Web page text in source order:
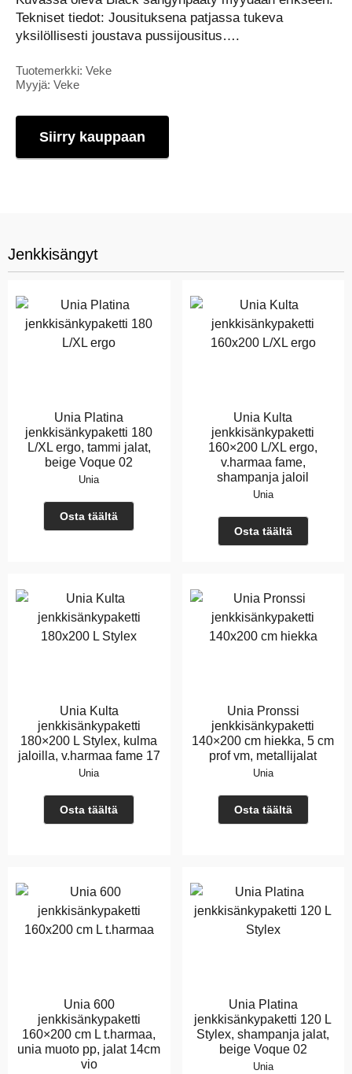
Tekniset tiedot: Jousituksena patjassa tukeva
yksilöllisesti joustava pussijousitus….
Tuotemerkki: Veke
Myyjä: Veke
Siirry kauppaan
Jenkkisängyt
Unia Platina
jenkkisänkypaketti 180
L/XL ergo, tammi jalat,
beige Voque 02
Unia
Osta täältä
Unia Kulta
jenkkisänkypaketti
160×200 L/XL ergo,
v.harmaa fame,
shampanja jaloil
Unia
Osta täältä
Unia Kulta
jenkkisänkypaketti
180×200 L Stylex, kulma
jaloilla, v.harmaa fame 17
Unia
Osta täältä
Unia Pronssi
jenkkisänkypaketti
140×200 cm hiekka, 5 cm
prof vm, metallijalat
Unia
Osta täältä
Unia 600
jenkkisänkypaketti
160×200 cm L t.harmaa,
unia muoto pp, jalat 14cm
vio
Unia Platina
jenkkisänkypaketti 120 L
Stylex, shampanja jalat,
beige Voque 02
Unia